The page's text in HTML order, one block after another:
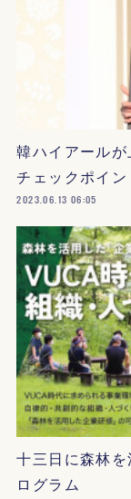
韓ハイアール
チェックポイン
2023.06.13 06:05
十三日に森林
ログラム